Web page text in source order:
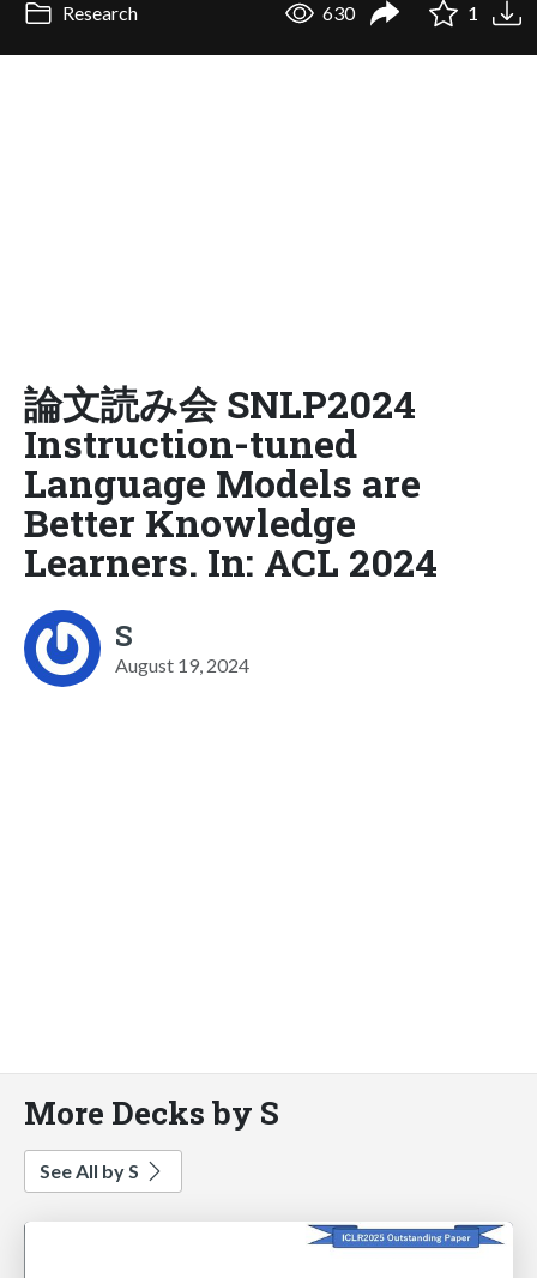
Research 630 1
論文読み会 SNLP2024
Instruction-tuned
Language Models are
Better Knowledge
Learners. In: ACL 2024
S
August 19, 2024
More Decks by S
See All by S